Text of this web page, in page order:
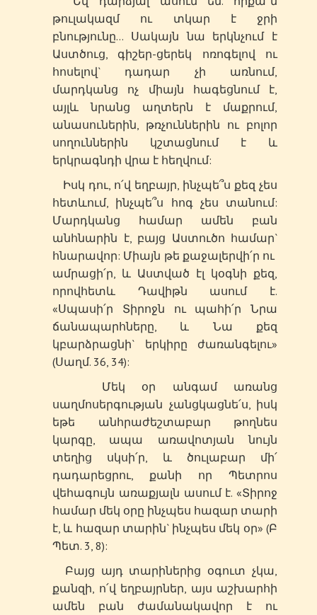
թուլակազմ ու տկար է ջրի
բնությունը… Սակայն նա երկնչում է
Աստծուց, գիշեր-ցերեկ ոռոգելով ու
հոսելով` դադար չի առնում,
մարդկանց ոչ միայն հագեցնում է,
այլև նրանց աղտերն է մաքրում,
անասուներին, թռչուններին ու բոլոր
սողուններին կշտացնում է և
երկրագնդի վրա է հեղվում:
Իսկ դու, ո՛վ եղբայր, ինչպե՞ս քեզ չես
հետևում, ինչպե՞ս հոգ չես տանում:
Մարդկանց համար ամեն բան
անհնարին է, բայց Աստուծո համար`
հնարավոր: Միայն թե քաջալերվի՛ր ու
ամրացի՛ր, և Աստված էլ կօգնի քեզ,
որովհետև Դավիթն ասում է.
«Սպասի՛ր Տիրոջն ու պահի՛ր Նրա
ճանապարհները, և Նա քեզ
կբարձրացնի` երկիրը ժառանգելու»
(Սաղմ. 36, 34):
Մեկ օր անգամ առանց
սաղմոսերգության չանցկացնե՛ս, իսկ
եթե անհրաժեշտաբար թողնես
կարգը, ապա առավոտյան նույն
տեղից սկսի՛ր, և ծուլաբար մի՛
դադարեցրու, քանի որ Պետրոս
վեհագույն առաքյալն ասում է. «Տիրոջ
համար մեկ օրը ինչպես հազար տարի
է, և հազար տարին` ինչպես մեկ օր» (Բ
Պետ. 3, 8):
Բայց այդ տարիներից օգուտ չկա,
քանզի, ո՛վ եղբայրներ, այս աշխարհի
ամեն բան ժամանակավոր է ու